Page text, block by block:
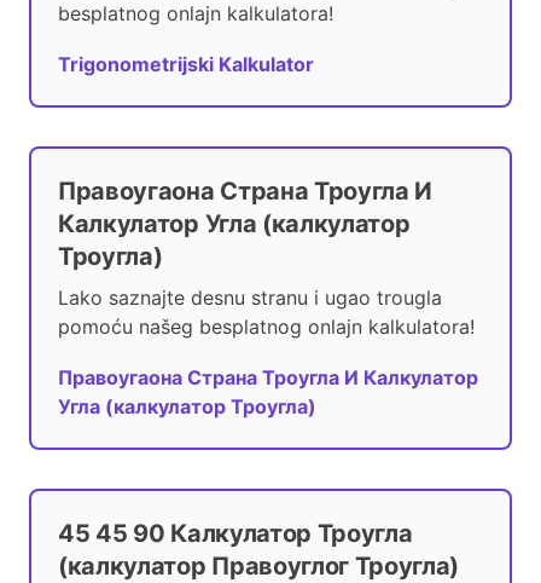
besplatnog onlajn kalkulatora!
Trigonometrijski Kalkulator
Правоугаона Страна Троугла И
Калкулатор Угла (калкулатор
Троугла)
Lako saznajte desnu stranu i ugao trougla
pomoću našeg besplatnog onlajn kalkulatora!
Правоугаона Страна Троугла И Калкулатор
Угла (калкулатор Троугла)
45 45 90 Калкулатор Троугла
(калкулатор Правоуглог Троугла)